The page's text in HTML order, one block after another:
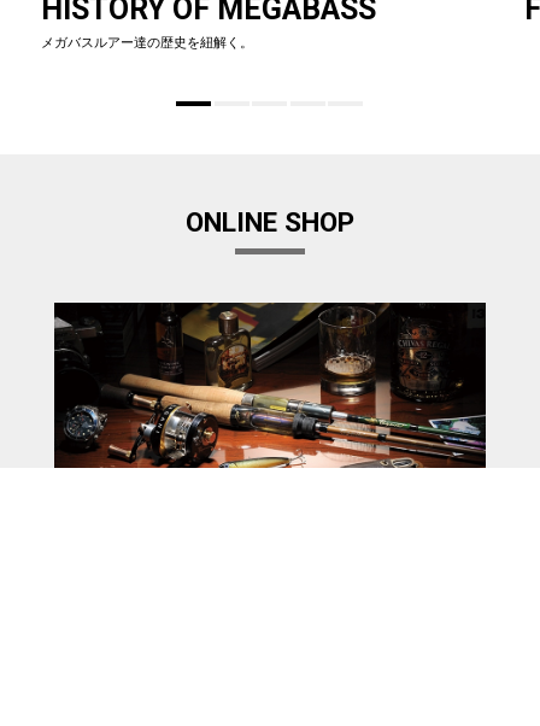
HISTORY OF MEGABASS
メガバスルアー達の歴史を紐解く。
ONLINE SHOP